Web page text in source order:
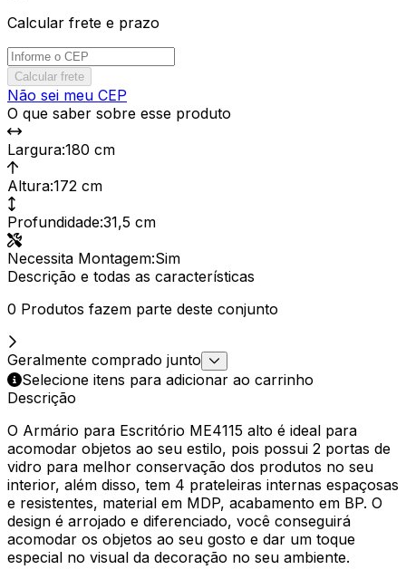
Calcular frete e prazo
Calcular frete
Não sei meu CEP
O que saber sobre esse produto
Largura:180 cm
Altura:172 cm
Profundidade:31,5 cm
Necessita Montagem:Sim
Descrição e todas as características
0 Produtos fazem parte deste conjunto
Geralmente comprado junto
Selecione itens para adicionar ao carrinho
Descrição
O Armário para Escritório ME4115 alto é ideal para
acomodar objetos ao seu estilo, pois possui 2 portas de
vidro para melhor conservação dos produtos no seu
interior, além disso, tem 4 prateleiras internas espaçosas
e resistentes, material em MDP, acabamento em BP. O
design é arrojado e diferenciado, você conseguirá
acomodar os objetos ao seu gosto e dar um toque
especial no visual da decoração no seu ambiente.